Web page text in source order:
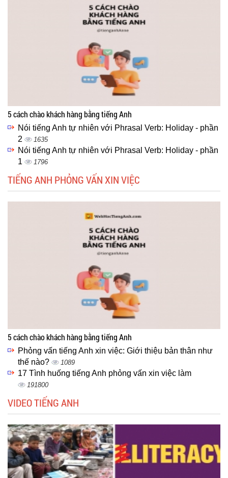
5 cách chào khách hàng bằng tiếng Anh
Nói tiếng Anh tự nhiên với Phrasal Verb: Holiday - phần
2
1635
Nói tiếng Anh tự nhiên với Phrasal Verb: Holiday - phần
1
1796
TIẾNG ANH PHỎNG VẤN XIN VIỆC
5 cách chào khách hàng bằng tiếng Anh
Phỏng vấn tiếng Anh xin việc: Giới thiệu bản thân như
thế nào?
1089
17 Tình huống tiếng Anh phỏng vấn xin việc làm
191800
VIDEO TIẾNG ANH